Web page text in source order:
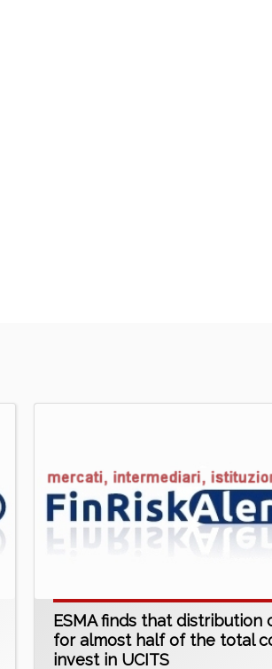
ESMA finds that distribution
for almost half of the total
invest in UCITS